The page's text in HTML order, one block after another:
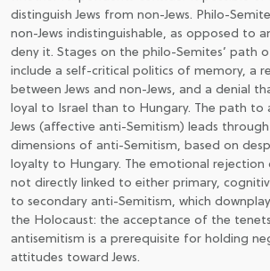
distinguish Jews from non-Jews. Philo-
non-Jews indistinguishable, as opposed to
deny it. Stages on the philo-Semites’ path
include a self-critical politics of memory, a
between Jews and non-Jews, and a denial
loyal to Israel than to Hungary. The path to
Jews (affective anti-Semitism) leads
dimensions of anti-Semitism, based on
loyalty to Hungary. The emotional rejection
not directly linked to either primary,
to secondary anti-Semitism, which
the Holocaust: the acceptance of the
antisemitism is a prerequisite for holding
attitudes toward Jews.